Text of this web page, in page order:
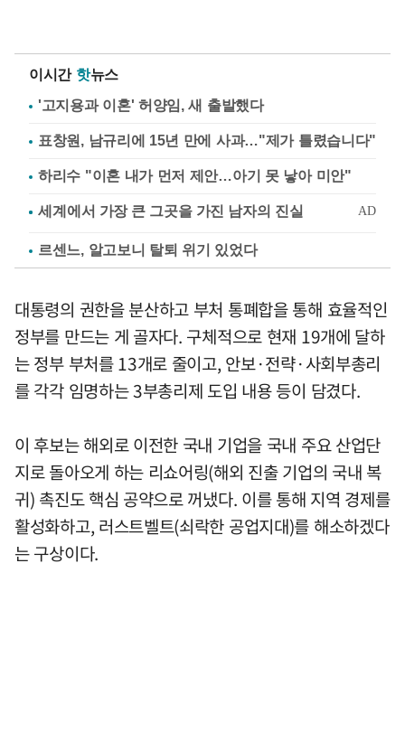
이시간 핫뉴스
'고지용과 이혼' 허양임, 새 출발했다
표창원, 남규리에 15년 만에 사과…"제가 틀렸습니다"
하리수 "이혼 내가 먼저 제안…아기 못 낳아 미안"
르센느, 알고보니 탈퇴 위기 있었다
대통령의 권한을 분산하고 부처 통폐합을 통해 효율적인
정부를 만드는 게 골자다. 구체적으로 현재 19개에 달하
는 정부 부처를 13개로 줄이고, 안보·전략·사회부총리
를 각각 임명하는 3부총리제 도입 내용 등이 담겼다.
이 후보는 해외로 이전한 국내 기업을 국내 주요 산업단
지로 돌아오게 하는 리쇼어링(해외 진출 기업의 국내 복
귀) 촉진도 핵심 공약으로 꺼냈다. 이를 통해 지역 경제를
활성화하고, 러스트벨트(쇠락한 공업지대)를 해소하겠다
는 구상이다.